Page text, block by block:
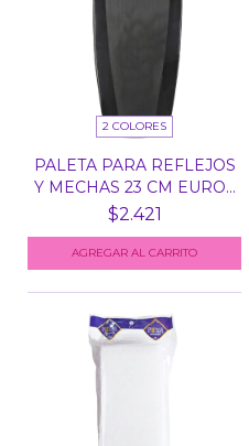
2 COLORES
PALETA PARA REFLEJOS
Y MECHAS 23 CM EURO...
$2.421
AGREGAR AL CARRITO